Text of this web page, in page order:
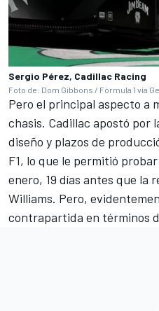
Sergio Pérez, Cadillac Racing
Foto de: Dom Gibbons / Fórmula 1 vía
Pero el principal aspecto a
chasis. Cadillac apostó por
diseño y plazos de
F1, lo que le permitió
enero, 19 días antes que la
Williams. Pero,
contrapartida en términos